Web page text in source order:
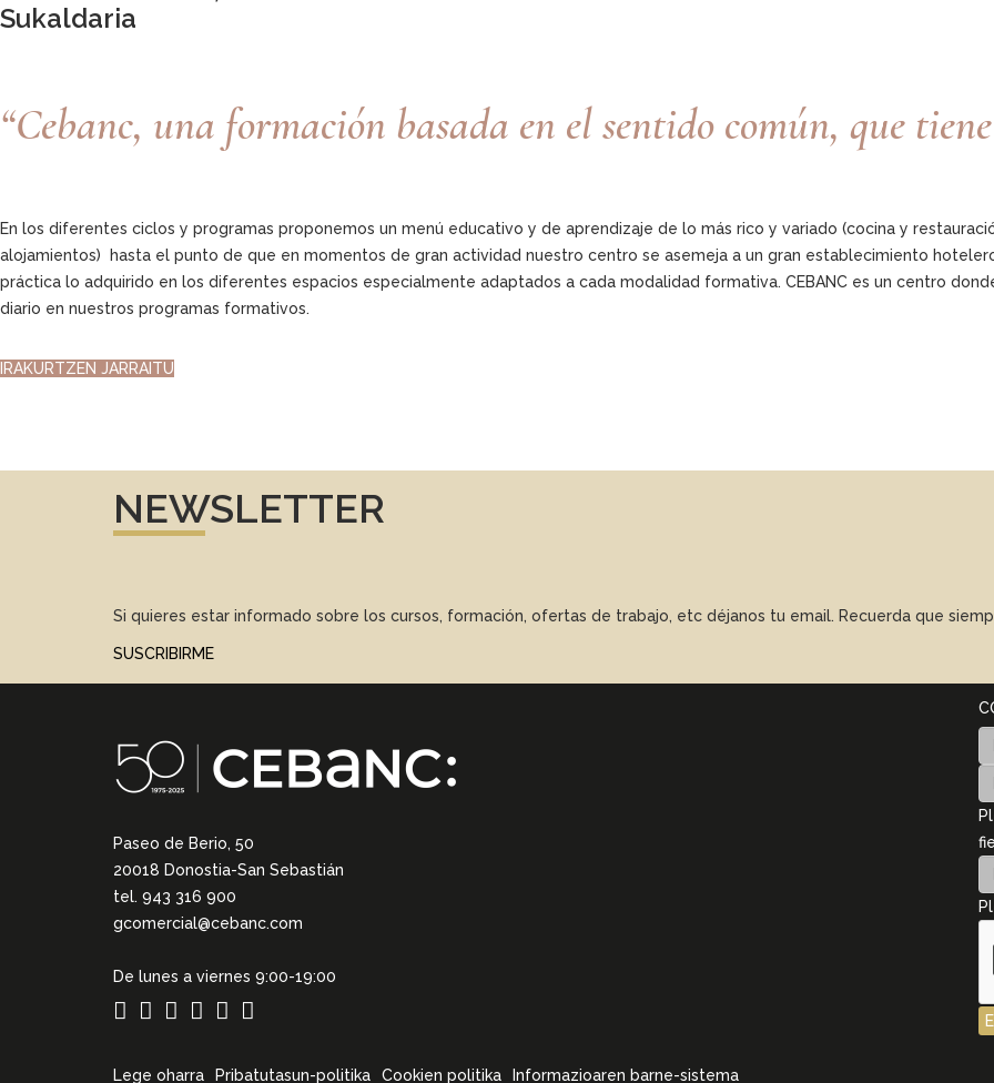
Sukaldaria
“Cebanc, una formación basada en el sentido común, que tiene
En los diferentes ciclos y programas proponemos un menú educativo y de aprendizaje de lo más rico y variado (cocina y
alojamientos) hasta el punto de que en momentos de gran actividad nuestro centro se asemeja a un gran establecimiento
práctica lo adquirido en los diferentes espacios especialmente adaptados a cada modalidad formativa. CEBANC es un centro
diario en nuestros programas formativos.
IRAKURTZEN JARRAITU
NEWSLETTER
Si quieres estar informado sobre los cursos, formación, ofertas de trabajo, etc déjanos tu email. Recuerda que
SUSCRIBIRME
Paseo de Berio, 50
20018 Donostia-San Sebastián
tel. 943 316 900
gcomercial@cebanc.com
De lunes a viernes 9:00-19:00
Lege oharra Pribatutasun-politika Cookien politika Informazioaren barne-sistema